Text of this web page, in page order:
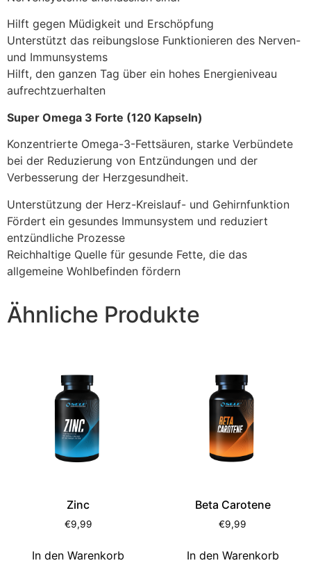
Hilft gegen Müdigkeit und Erschöpfung
Unterstützt das reibungslose Funktionieren des Nerven-
und Immunsystems
Hilft, den ganzen Tag über ein hohes Energieniveau
aufrechtzuerhalten
Super Omega 3 Forte (120 Kapseln)
Konzentrierte Omega-3-Fettsäuren, starke Verbündete
bei der Reduzierung von Entzündungen und der
Verbesserung der Herzgesundheit.
Unterstützung der Herz-Kreislauf- und Gehirnfunktion
Fördert ein gesundes Immunsystem und reduziert
entzündliche Prozesse
Reichhaltige Quelle für gesunde Fette, die das
allgemeine Wohlbefinden fördern
Ähnliche Produkte
Zinc
€9,99
In den Warenkorb
Beta Carotene
€9,99
In den Warenkorb